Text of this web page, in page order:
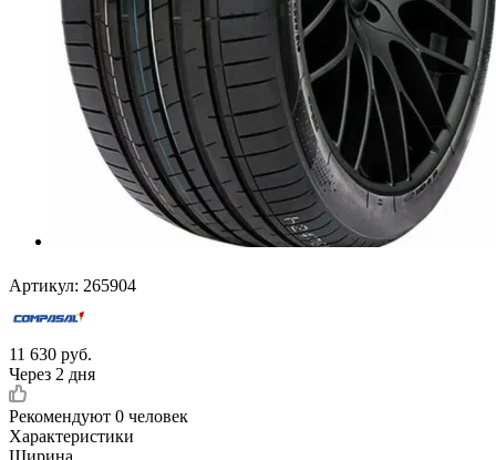
Артикул: 265904
11 630 руб.
Через 2 дня
Рекомендуют 0 человек
Характеристики
Ширина